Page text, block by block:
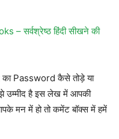
– सर्वश्रेष्ठ हिंदी सीखने की
Password कैसे तोड़े या
उम्मीद है इस लेख में आपकी
मन में हो तो कमेंट बॉक्स में हमें